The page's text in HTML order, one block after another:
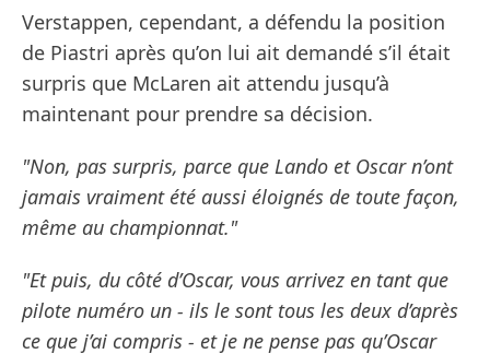
Verstappen, cependant, a défendu la position
de Piastri après qu’on lui ait demandé s’il était
surpris que McLaren ait attendu jusqu’à
maintenant pour prendre sa décision.
"Non, pas surpris, parce que Lando et Oscar n’ont
jamais vraiment été aussi éloignés de toute façon,
même au championnat."
"Et puis, du côté d’Oscar, vous arrivez en tant que
pilote numéro un - ils le sont tous les deux d’après
ce que j’ai compris - et je ne pense pas qu’Oscar